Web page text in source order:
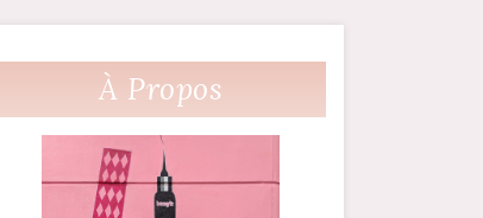
À Propos